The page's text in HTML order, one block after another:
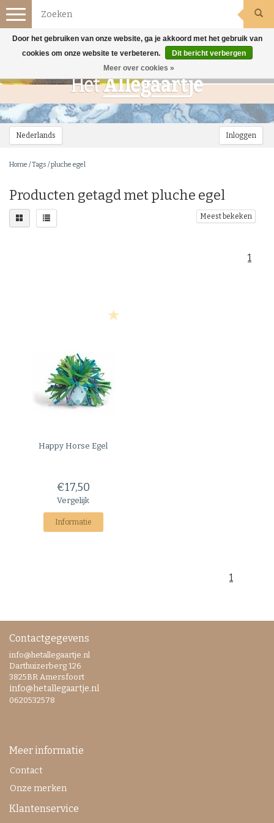
Nederlands Inloggen
Toggle
navigation
Home /Tags /pluche egel
Producten getagd met pluche egel
Meest bekeken
1
Happy Horse Egel
€17,50
Vergelijk
Informatie
1
Contactgegevens
info@hetallegaartje.nl
Darthuizerberg 126
3825BR Amersfoort
info@hetallegaartje.nl
0620532578
Meer informatie
Contact
Onze merken
Klantenservice
Door het gebruiken van onze website, ga je akkoord met het gebruik van
cookies om onze website te verbeteren.
Dit bericht verbergen
Meer over cookies »